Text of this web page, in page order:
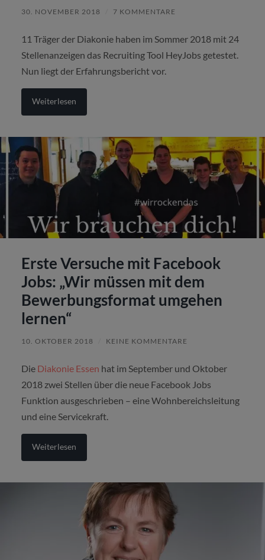
30. NOVEMBER 2018 7 KOMMENTARE
11 Träger der Diakonie haben im Sommer 2018 mit 24
Stellenanzeigen das Recruiting Tool HeyJobs getestet.
Nun liegt der Erfahrungsbericht vor.
Weiterlesen
Erste Versuche mit Facebook
Jobs: „Wir müssen mit dem
Bewerbungsformat umgehen
lernen“
10. OKTOBER 2018 KEINE KOMMENTARE
Die Diakonie Essen hat im September und Oktober
2018 zwei Stellen über die neue Facebook Jobs
Funktion ausgeschrieben – eine Wohnbereichsleitung
und eine Servicekraft.
Weiterlesen